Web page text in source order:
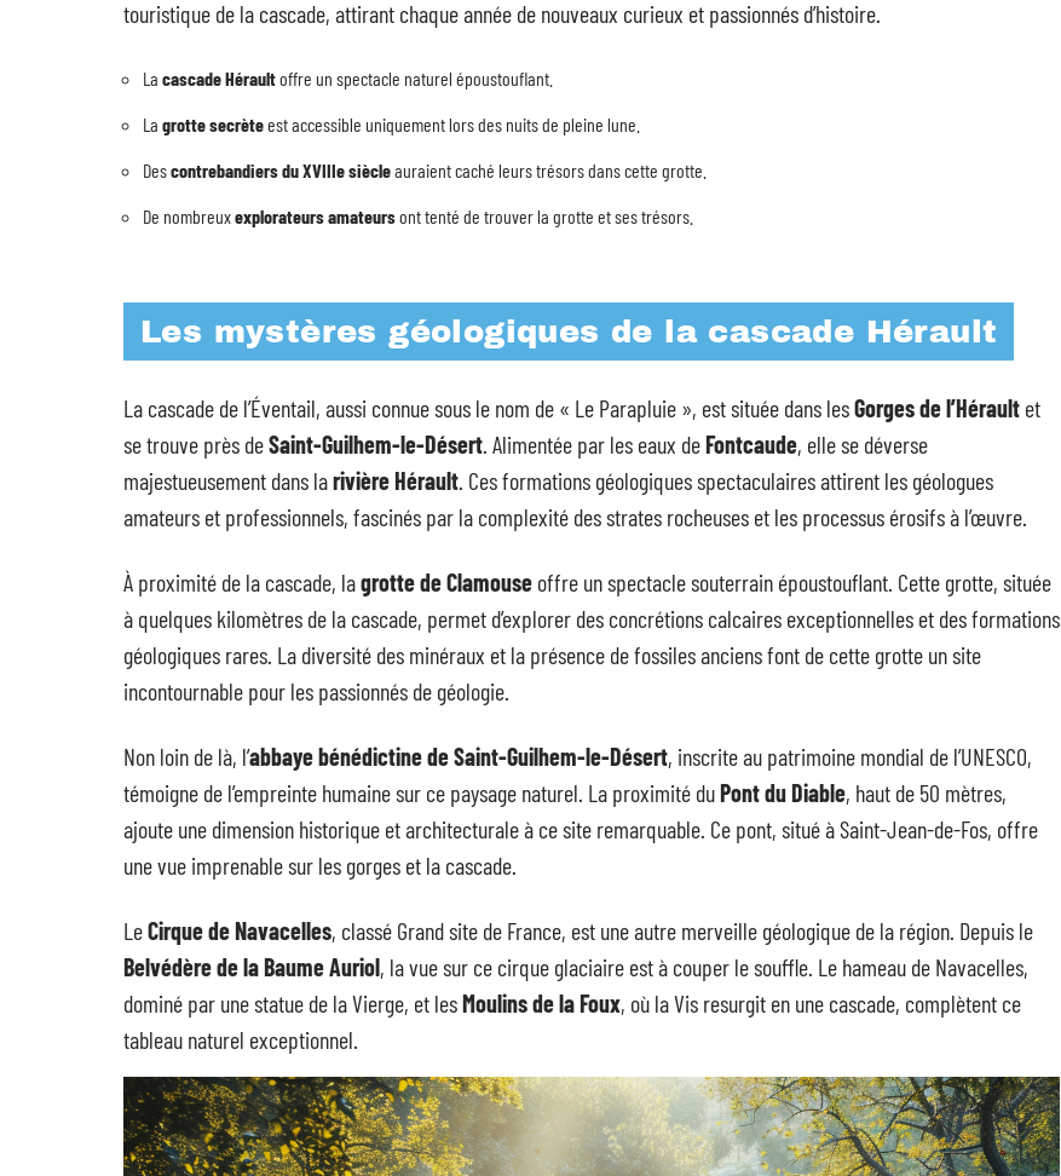
touristique de la cascade, attirant chaque année de nouveaux curieux et passionnés d’histoire.
La cascade Héraultoffre un spectacle naturel époustouflant.
La grotte secrèteest accessible uniquement lors des nuits de pleine lune.
Descontrebandiers du XVIIIe siècleauraient caché leurs trésors dans cette grotte.
De nombreuxexplorateurs amateursont tenté de trouver la grotte et ses trésors.
Les mystères géologiques de la cascade Hérault
La cascade de l’Éventail, aussi connue sous le nom de « Le Parapluie », est située dans lesGorges de l’Hérault et
se trouve près deSaint-Guilhem-le-Désert. Alimentée par les eaux deFontcaude, elle se déverse
majestueusement dans larivière Hérault. Ces formations géologiques spectaculaires attirent les géologues
amateurs et professionnels, fascinés par la complexité des strates rocheuses et les processus érosifs à l’œuvre.
À proximité de la cascade, lagrotte de Clamouse offre un spectacle souterrain époustouflant. Cette grotte, située
à quelques kilomètres de la cascade, permet d’explorer des concrétions calcaires exceptionnelles et des formations
géologiques rares. La diversité des minéraux et la présence de fossiles anciens font de cette grotte un site
incontournable pour les passionnés de géologie.
Non loin de là, l’abbaye bénédictine de Saint-Guilhem-le-Désert, inscrite au patrimoine mondial de l’UNESCO,
témoigne de l’empreinte humaine sur ce paysage naturel. La proximité duPont du Diable, haut de 50 mètres,
ajoute une dimension historique et architecturale à ce site remarquable. Ce pont, situé à Saint-Jean-de-Fos, offre
une vue imprenable sur les gorges et la cascade.
LeCirque de Navacelles, classé Grand site de France, est une autre merveille géologique de la région. Depuis le
Belvédère de la Baume Auriol, la vue sur ce cirque glaciaire est à couper le souffle. Le hameau de Navacelles,
dominé par une statue de la Vierge, et lesMoulins de la Foux, où la Vis resurgit en une cascade, complètent ce
tableau naturel exceptionnel.